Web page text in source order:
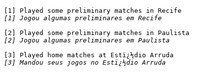
[1] Jogou algumas preliminares em Recife
[2] Jogou algumas preliminares em Paulista
[3] Mandou seus jogos no Estï¿½dio Arruda